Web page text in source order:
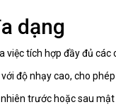
dạng
tích hợp đầy đủ các
độ nhạy cao, cho
trước hoặc sau